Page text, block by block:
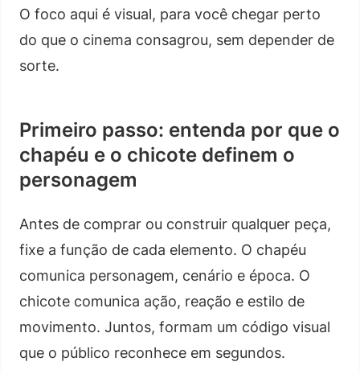
O foco aqui é visual, para você chegar perto
do que o cinema consagrou, sem depender de
sorte.
Primeiro passo: entenda por que o
chapéu e o chicote definem o
personagem
Antes de comprar ou construir qualquer peça,
fixe a função de cada elemento. O chapéu
comunica personagem, cenário e época. O
chicote comunica ação, reação e estilo de
movimento. Juntos, formam um código visual
que o público reconhece em segundos.